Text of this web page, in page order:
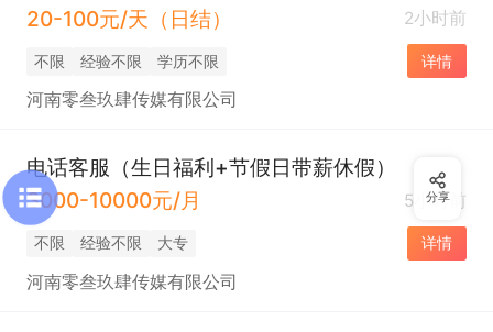
20-100元/天（日结）
2小时前
不限 经验不限 学历不限 详情
河南零叁玖肆传媒有限公司
电话客服（生日福利+节假日带薪休假）
3000-10000元/月
5小时前
不限 经验不限 大专 详情
河南零叁玖肆传媒有限公司
分享